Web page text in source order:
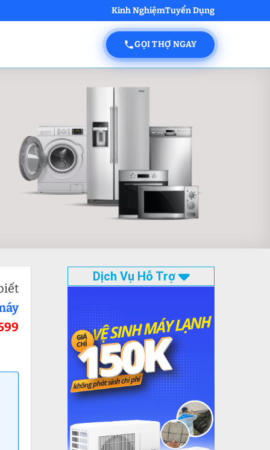
Kinh NghiệmTuyển Dụng
GỌI THỢ NGAY
Dịch Vụ Hỗ Trợ